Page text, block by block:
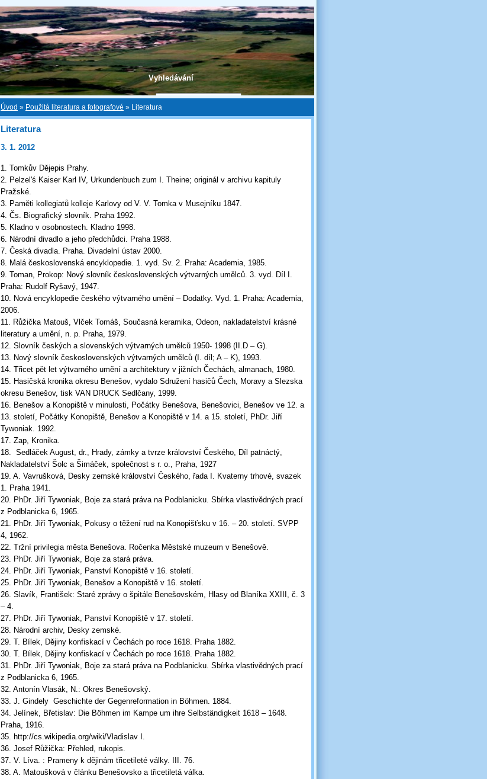
Vyhledávání
Úvod » Použitá literatura a fotografové » Literatura
Literatura
3. 1. 2012
1. Tomkův Dějepis Prahy.
2. Pelzel'ś Kaiser Karl IV, Urkundenbuch zum I. Theine; originál v archivu kapituly
Pražské.
3. Paměti kollegiatů kolleje Karlovy od V. V. Tomka v Musejníku 1847.
4. Čs. Biografický slovník. Praha 1992.
5. Kladno v osobnostech. Kladno 1998.
6. Národní divadlo a jeho předchůdci. Praha 1988.
7. Česká divadla. Praha. Divadelní ústav 2000.
8. Malá československá encyklopedie. 1. vyd. Sv. 2. Praha: Academia, 1985.
9. Toman, Prokop: Nový slovník československých výtvarných umělců. 3. vyd. Díl I.
Praha: Rudolf Ryšavý, 1947.
10. Nová encyklopedie českého výtvarného umění – Dodatky. Vyd. 1. Praha: Academia,
2006.
11. Růžička Matouš, Vlček Tomáš, Současná keramika, Odeon, nakladatelství krásné
literatury a umění, n. p. Praha, 1979.
12. Slovník českých a slovenských výtvarných umělců 1950- 1998 (II.D – G).
13. Nový slovník československých výtvarných umělců (I. díl; A – K), 1993.
14. Třicet pět let výtvarného umění a architektury v jižních Čechách, almanach, 1980.
15. Hasičská kronika okresu Benešov, vydalo Sdružení hasičů Čech, Moravy a Slezska
okresu Benešov, tisk VAN DRUCK Sedlčany, 1999.
16. Benešov a Konopiště v minulosti, Počátky Benešova, Benešovici, Benešov ve 12. a
13. století, Počátky Konopiště, Benešov a Konopiště v 14. a 15. století, PhDr. Jiří
Tywoniak. 1992.
17. Zap, Kronika.
18. Sedláček August, dr., Hrady, zámky a tvrze království Českého, Díl patnáctý,
Nakladatelství Šolc a Šimáček, společnost s r. o., Praha, 1927
19. A. Vavrušková, Desky zemské království Českého, řada I. Kvaterny trhové, svazek
1. Praha 1941.
20. PhDr. Jiří Tywoniak, Boje za stará práva na Podblanicku. Sbírka vlastivědných prací
z Podblanicka 6, 1965.
21. PhDr. Jiří Tywoniak, Pokusy o těžení rud na Konopišťsku v 16. – 20. století. SVPP
4, 1962.
22. Tržní privilegia města Benešova. Ročenka Městské muzeum v Benešově.
23. PhDr. Jiří Tywoniak, Boje za stará práva.
24. PhDr. Jiří Tywoniak, Panství Konopiště v 16. století.
25. PhDr. Jiří Tywoniak, Benešov a Konopiště v 16. století.
26. Slavík, František: Staré zprávy o špitále Benešovském, Hlasy od Blaníka XXIII, č. 3
– 4.
27. PhDr. Jiří Tywoniak, Panství Konopiště v 17. století.
28. Národní archiv, Desky zemské.
29. T. Bílek, Dějiny konfiskací v Čechách po roce 1618. Praha 1882.
30. T. Bílek, Dějiny konfiskací v Čechách po roce 1618. Praha 1882.
31. PhDr. Jiří Tywoniak, Boje za stará práva na Podblanicku. Sbírka vlastivědných prací
z Podblanicka 6, 1965.
32. Antonín Vlasák, N.: Okres Benešovský.
33. J. Gindely Geschichte der Gegenreformation in Böhmen. 1884.
34. Jelínek, Břetislav: Die Böhmen im Kampe um ihre Selbständigkeit 1618 – 1648.
Praha, 1916.
35. http://cs.wikipedia.org/wiki/Vladislav I.
36. Josef Růžička: Přehled, rukopis.
37. V. Líva. : Prameny k dějinám třicetileté války. III. 76.
38. A. Matoušková v článku Benešovsko a třicetiletá válka.